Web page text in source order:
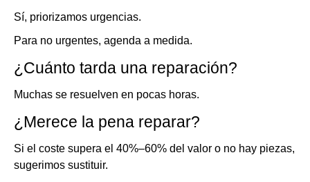
Sí, priorizamos urgencias.
Para no urgentes, agenda a medida.
¿Cuánto tarda una reparación?
Muchas se resuelven en pocas horas.
¿Merece la pena reparar?
Si el coste supera el 40%–60% del valor o no hay piezas,
sugerimos sustituir.